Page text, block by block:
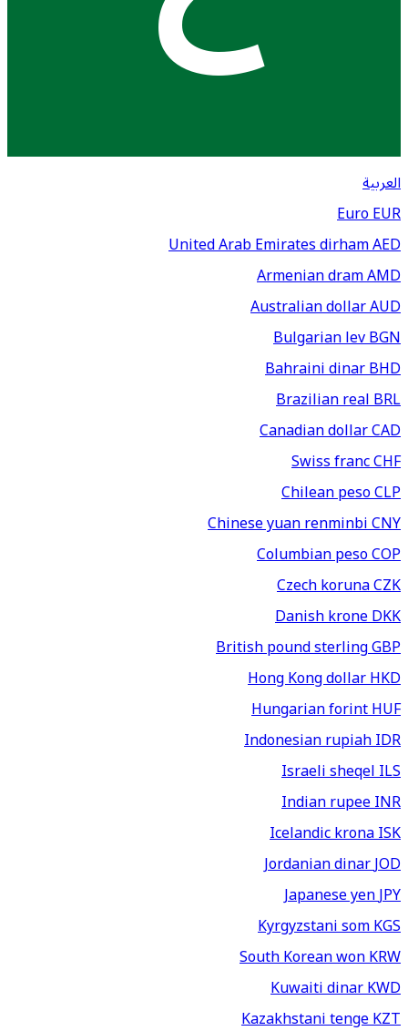
العربية
EuroEUR
United Arab Emirates dirhamAED
Armenian dramAMD
Australian dollarAUD
Bulgarian levBGN
Bahraini dinarBHD
Brazilian realBRL
Canadian dollarCAD
Swiss francCHF
Chilean pesoCLP
Chinese yuan renminbiCNY
Columbian pesoCOP
Czech korunaCZK
Danish kroneDKK
British pound sterlingGBP
Hong Kong dollarHKD
Hungarian forintHUF
Indonesian rupiahIDR
Israeli sheqelILS
Indian rupeeINR
Icelandic kronaISK
Jordanian dinarJOD
Japanese yenJPY
Kyrgyzstani somKGS
South Korean wonKRW
Kuwaiti dinarKWD
Kazakhstani tengeKZT